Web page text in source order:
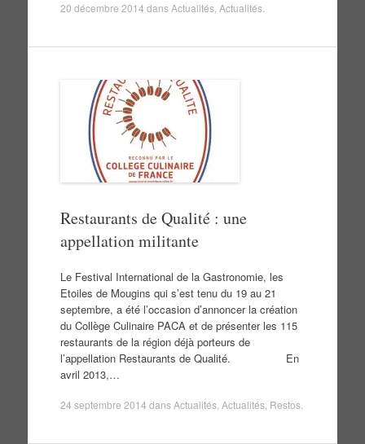
20 décembre 2014 dansActualités, Actualités.
Restaurants de Qualité : une
appellation militante
Le Festival International de la Gastronomie, les
Etoiles de Mougins qui s’est tenu du 19 au 21
septembre, a été l’occasion d’annoncer la création
du Collège Culinaire PACA et de présenter les 115
restaurants de la région déjà porteurs de
l’appellation Restaurants de Qualité. En
avril 2013,…
24 septembre 2014 dansActualités, Actualités, Restos.